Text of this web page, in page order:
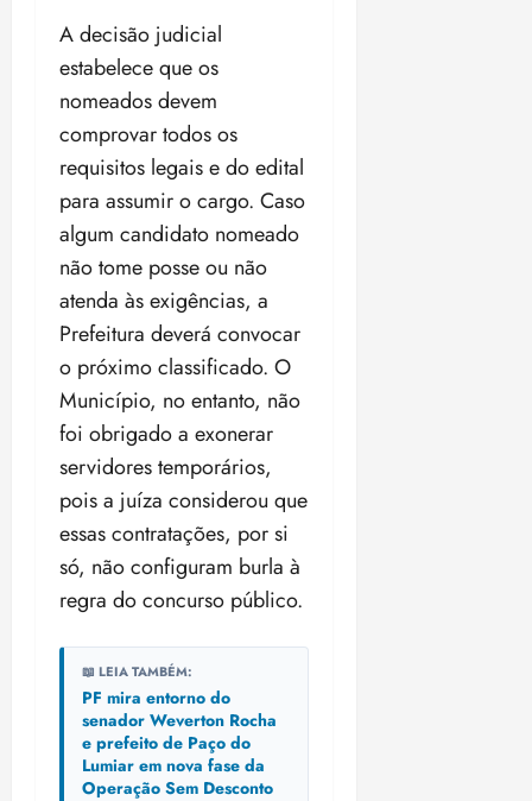
A decisão judicial
estabelece que os
nomeados devem
comprovar todos os
requisitos legais e do edital
para assumir o cargo. Caso
algum candidato nomeado
não tome posse ou não
atenda às exigências, a
Prefeitura deverá convocar
o próximo classificado. O
Município, no entanto, não
foi obrigado a exonerar
servidores temporários,
pois a juíza considerou que
essas contratações, por si
só, não configuram burla à
regra do concurso público.
📖 LEIA TAMBÉM:
PF mira entorno do
senador Weverton Rocha
e prefeito de Paço do
Lumiar em nova fase da
Operação Sem Desconto